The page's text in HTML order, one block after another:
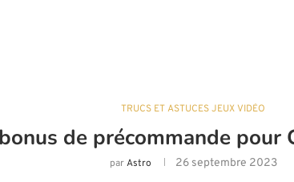
TRUCS ET ASTUCES JEUX VIDÉO
de précommande
parAstro 26 septembre 2023